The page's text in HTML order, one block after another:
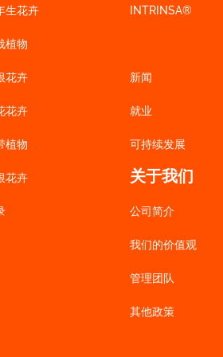
生花卉
植物
花卉
花卉
植物
花卉
INTRINSA®
新闻
就业
可持续发展
关于我们
公司简介
我们的价值观
管理团队
其他政策